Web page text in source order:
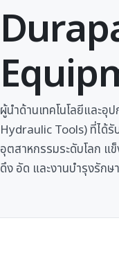
ผู้นำด้านเทคโนโลยีและ
Hydraulic Tools) ที่ได้
อุตสาหกรรมระดับโลก แ
ดึง อัด และงานบำรุงรัก